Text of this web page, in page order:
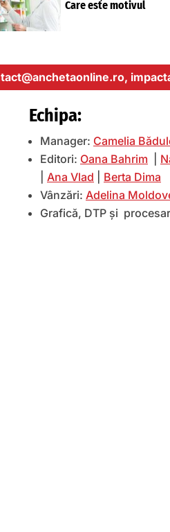
Care este motivul
Echipa:
Manager: Camelia
Editori: Oana Bahrim
Ana Vlad
Berta Dima
Vânzări: Adelina
Grafică, DTP și